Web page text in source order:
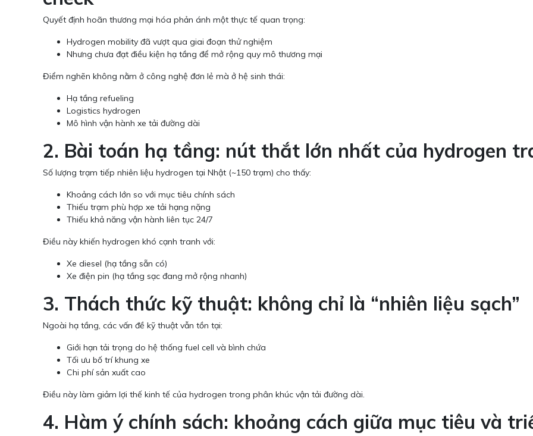
Quyết định hoãn thương mại hóa phản ánh một thực tế quan trọng:
Hydrogen mobility đã vượt qua giai đoạn thử nghiệm
Nhưng chưa đạt điều kiện hạ tầng để mở rộng quy mô thương mại
Điểm nghẽn không nằm ở công nghệ đơn lẻ mà ở hệ sinh thái:
Hạ tầng refueling
Logistics hydrogen
Mô hình vận hành xe tải đường dài
2. Bài toán hạ tầng: nút thắt lớn nhất của hydrogen
Số lượng trạm tiếp nhiên liệu hydrogen tại Nhật (~150 trạm) cho thấy:
Khoảng cách lớn so với mục tiêu chính sách
Thiếu trạm phù hợp xe tải hạng nặng
Thiếu khả năng vận hành liên tục 24/7
Điều này khiến hydrogen khó cạnh tranh với:
Xe diesel (hạ tầng sẵn có)
Xe điện pin (hạ tầng sạc đang mở rộng nhanh)
3. Thách thức kỹ thuật: không chỉ là “nhiên liệu sạch”
Ngoài hạ tầng, các vấn đề kỹ thuật vẫn tồn tại:
Giới hạn tải trọng do hệ thống fuel cell và bình chứa
Tối ưu bố trí khung xe
Chi phí sản xuất cao
Điều này làm giảm lợi thế kinh tế của hydrogen trong phân khúc vận tải đường dài.
4. Hàm ý chính sách: khoảng cách giữa mục tiêu và